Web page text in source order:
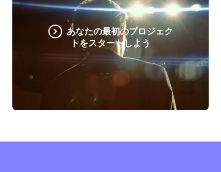
あなたの最初のプロジェク
トをスタートしよう